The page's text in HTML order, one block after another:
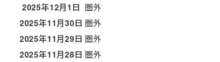
2025年12月1日 圏外
2025年11月30日 圏外
2025年11月29日 圏外
2025年11月28日 圏外